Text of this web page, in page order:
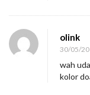
olink
30/05/
wah
kolor